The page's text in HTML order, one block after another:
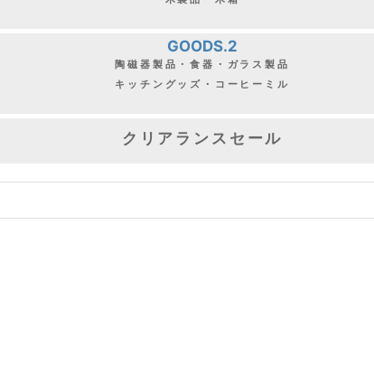
GOODS.2
陶磁器製品・食器・ガラス製品
キッチングッズ・コーヒーミル
クリアランスセール